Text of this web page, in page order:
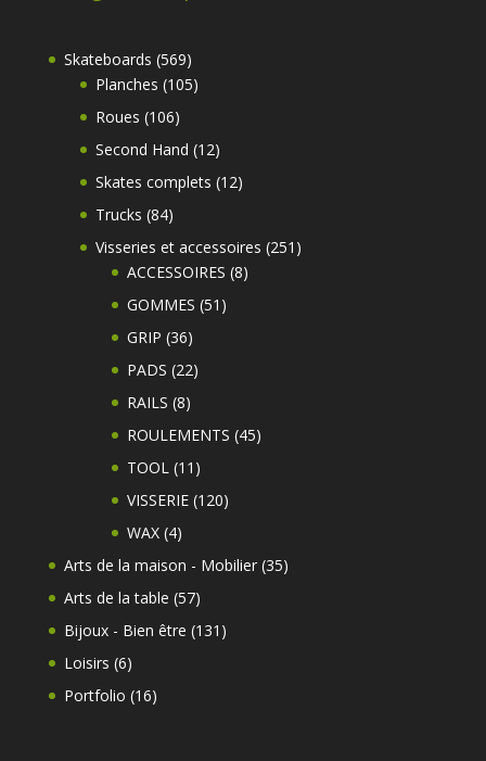
Skateboards 569569
produits
Planches 105105
Roues 106106
produits
Second Hand 1212
produits
Skates complets 1212
Trucks 8484
produits
Visseries et accessoires 251 251
ACCESSOIRES 88
GOMMES 51 51
GRIP 3636
produits
PADS 2222
RAILS 88
produits
ROULEMENTS 4545
TOOL 11 11
produits
VISSERIE 120120
WAX 44
produits
Arts de la maison - Mobilier 3535
Arts de la table 5757
produits
Bijoux - Bien être 131 131
Loisirs 66
produits
Portfolio 1616